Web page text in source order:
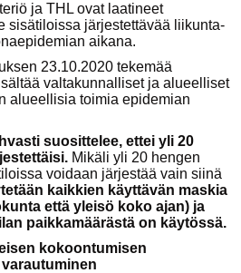
ja THL ovat laatineet
sisätiloissa järjestettävää liikunta-
aikana.
23.10.2020 tekemää
valtakunnalliset ja alueelliset
alueellisia toimia epidemian
suosittelee, ettei yli 20
Mikäli yli 20 hengen
voidaan järjestää vain siinä
kaikkien käyttävän maskia
että yleisö koko ajan) ja
paikkamäärästä on käytössä.
kokoontumisen